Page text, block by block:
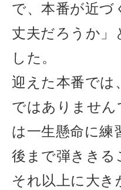
で、本番が近づ
丈夫だろうか」
した。
迎えた本番では
ではありません
は一生懸命に練
後まで弾ききる
それ以上に大き